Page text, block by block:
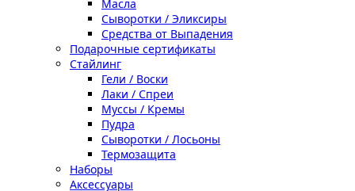
Масла
Сыворотки / Эликсиры
Средства от Выпадения
Подарочные сертификаты
Стайлинг
Гели / Воски
Лаки / Спреи
Муссы / Кремы
Пудра
Сыворотки / Лосьоны
Термозащита
Наборы
Аксессуары